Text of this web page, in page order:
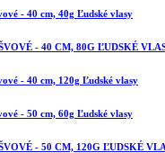
- 40 cm, 40g Ľudské vlasy
- 40 CM, 80G ĽUDSKÉ
- 40 cm, 120g Ľudské vlasy
- 50 cm, 60g Ľudské vlasy
- 50 CM, 120G ĽUDSKÉ